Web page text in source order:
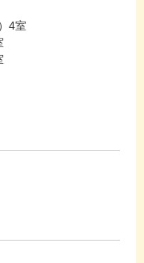
4室